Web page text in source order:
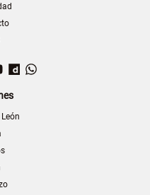
YouTubeDailymotion